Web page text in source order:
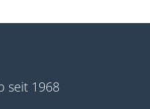
seit 1968